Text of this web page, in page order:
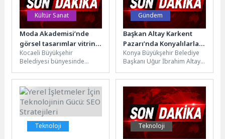
Kültür Sanat
Moda Akademisi’nde
görsel tasarımlar vitrine
çıktı
Kocaeli Büyükşehir
Belediyesi bünyesinde
Akademisi’nde eğitim alan
öğrenciler, dönem boyunca
hazırladıkları özgün...
Gündem
Başkan Altay Karkent
Pazarı’nda Konyalılarla
Buluştu
Konya Büyükşehir Belediye
Başkanı Uğur İbrahim Altay,
ederek esnaf ve
vatandaşlarla bir...
Teknoloji Teknoloji